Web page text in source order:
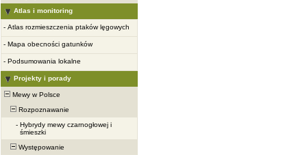
Atlas i monitoring
- Atlas rozmieszczenia ptaków lęgowych
- Mapa obecności gatunków
- Podsumowania lokalne
Projekty i porady
Mewy w Polsce
Rozpoznawanie
- Hybrydy mewy czarnogłowej i
śmieszki
Występowanie